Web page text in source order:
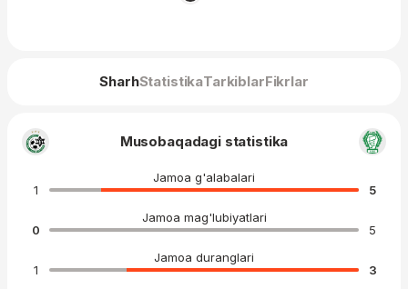
SharhStatistikaTarkiblarFikrlar
Musobaqadagi statistika
Jamoa g'alabalari
1
5
Jamoa mag'lubiyatlari
0
5
Jamoa duranglari
1
3